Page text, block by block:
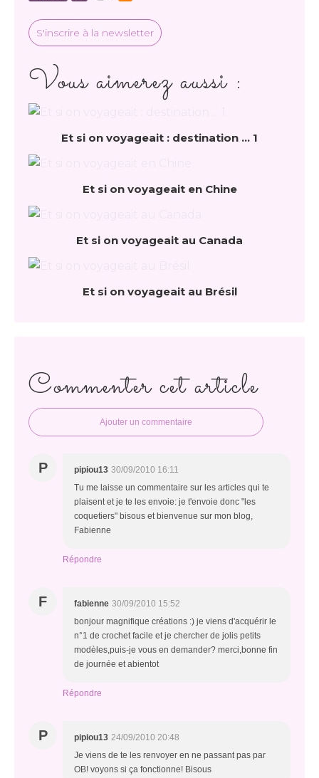
S'inscrire à la newsletter
Vous aimerez aussi :
Et si on voyageait : destination ... 1
Et si on voyageait en Chine
Et si on voyageait au Canada
Et si on voyageait au Brésil
Commenter cet article
Ajouter un commentaire
P pipiou13 30/09/2010 16:11
Tu me laisse un commentaire sur les articles qui te
plaisent et je te les envoie: je t'envoie donc "les
coquetiers" bisous et bienvenue sur mon blog,
Fabienne
Répondre
F fabienne 30/09/2010 15:52
bonjour magnifique créations :) je viens d'acquérir le
n°1 de crochet facile et je chercher de jolis petits
modèles,puis-je vous en demander? merci,bonne fin
de journée et abientot
Répondre
P pipiou13 24/09/2010 20:48
Je viens de te les renvoyer en ne passant pas par
OB! voyons si ça fonctionne! Bisous